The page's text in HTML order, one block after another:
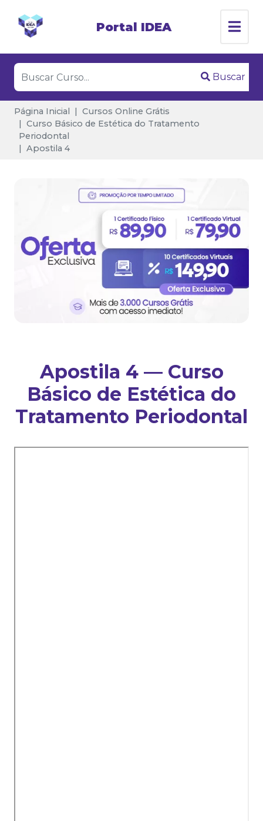
Portal IDEA
Buscar
Página Inicial
Cursos Online Grátis
Curso Básico de Estética do Tratamento
Periodontal
Apostila 4
Apostila 4 — Curso
Básico de Estética do
Tratamento Periodontal